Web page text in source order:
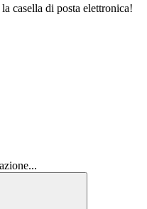
casella di posta elettronica!